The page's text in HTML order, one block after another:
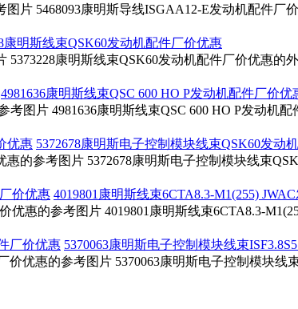
片 5468093康明斯导线ISGAA12-E发动机配件
康明斯线束QSK60发动机配件厂价优惠
5373228康明斯线束QSK60发动机配件厂价优惠
4981636康明斯线束QSC 600 HO P发动机配件厂价优
考图片 4981636康明斯线束QSC 600 HO P发动机
5372678康明斯电子控制模块线束QSK60发动
的参考图片 5372678康明斯电子控制模块线束
4019801康明斯线束6CTA8.3-M1(255)
优惠的参考图片 4019801康明斯线束6CTA8.3-
5370063康明斯电子控制模块线束
价优惠的参考图片 5370063康明斯电子控制模块